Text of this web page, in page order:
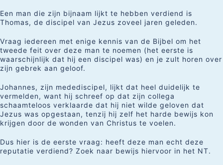
Een man die zijn bijnaam lijkt te hebben verdiend is
Thomas, de discipel van Jezus zoveel jaren geleden.
Vraag iedereen met enige kennis van de Bijbel om het
tweede feit over deze man te noemen (het eerste is
waarschijnlijk dat hij een discipel was) en je zult horen over
zijn gebrek aan geloof.
Johannes, zijn medediscipel, lijkt dat heel duidelijk te
vermelden, want hij schreef op dat zijn collega
schaamteloos verklaarde dat hij niet wilde geloven dat
Jezus was opgestaan, tenzij hij zelf het harde bewijs kon
krijgen door de wonden van Christus te voelen.
Dus hier is de eerste vraag: heeft deze man echt deze
reputatie verdiend? Zoek naar bewijs hiervoor in het NT.